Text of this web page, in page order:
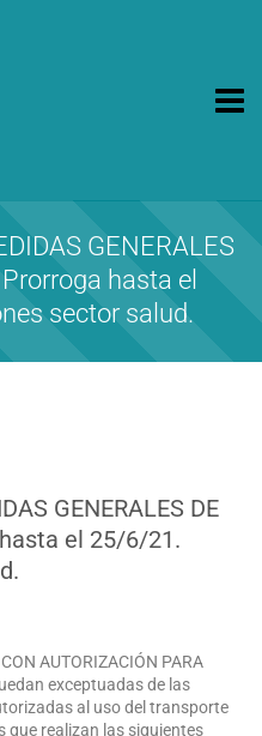
Médico
GENERALES
hasta el
sector salud.
GENERALES DE
el 25/6/21.
AUTORIZACIÓN PARA
exceptuadas de las
al uso del transporte
que realizan las siguientes